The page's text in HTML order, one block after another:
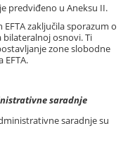
predviđeno u Aneksu II.
zaključila sporazum o
osnovi. Ti
zone slobodne
saradnje
saradnje su